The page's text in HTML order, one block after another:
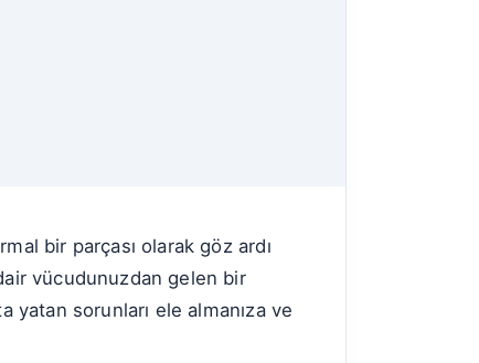
bir parçası olarak göz ardı
vücudunuzdan gelen bir
yatan sorunları ele almanıza ve